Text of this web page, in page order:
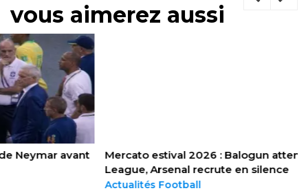
vous aimerez aussi
Mercato estival 2026 : Balogun attendu en Premier
League, Arsenal recrute en silence
Actualités Football